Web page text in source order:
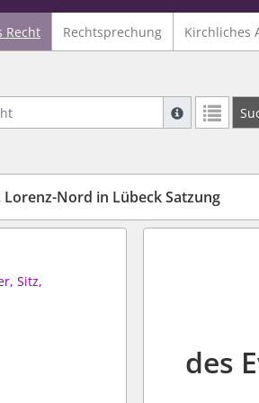
Recht Rechtsprechung Kirchliches
Suche mit
Lorenz-Nord in Lübeck Satzung
Sitz,
des